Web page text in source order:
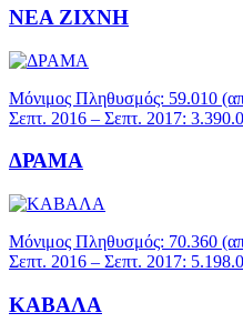
ΝΕΑ ΖΙΧΝΗ
Μόνιμος Πληθυσμός: 59.010
Σεπτ. 2016 – Σεπτ. 2017:
ΔΡΑΜΑ
Μόνιμος Πληθυσμός: 70.360
Σεπτ. 2016 – Σεπτ. 2017:
ΚΑΒΑΛΑ